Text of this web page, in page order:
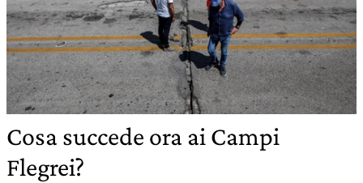
Cosa succede ora ai Campi
Flegrei?